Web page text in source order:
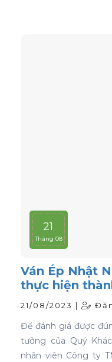
21
Tháng 08
Ván Ép Nhật
thực hiện
quản lý chất
21/08/2023 |
Để đánh giá được
tưởng của Quý
nhân viên Công ty